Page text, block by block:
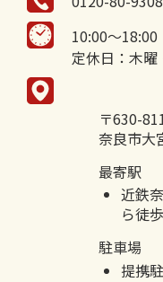
10:00～18:00
定休日：木曜
〒630-
奈良市大
最寄駅
近鉄
ら徒
駐車場
提携